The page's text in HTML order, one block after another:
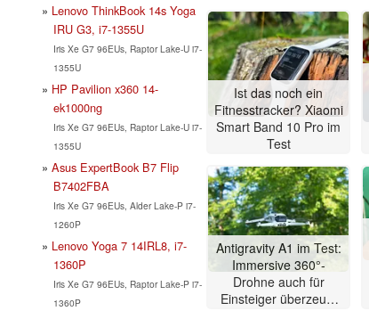
Lenovo ThinkBook 14s Yoga
IRU G3, i7-1355U
Iris Xe G7 96EUs, Raptor Lake-U i7-
1355U
HP Pavilion x360 14-
ek1000ng
Iris Xe G7 96EUs, Raptor Lake-U i7-
1355U
Asus ExpertBook B7 Flip
B7402FBA
Iris Xe G7 96EUs, Alder Lake-P i7-
1260P
Lenovo Yoga 7 14IRL8, i7-
1360P
Iris Xe G7 96EUs, Raptor Lake-P i7-
1360P
Ist das noch ein
Fitnesstracker? Xiaomi
Smart Band 10 Pro im
Test
Antigravity A1 im Test:
Immersive 360°-
Drohne auch für
Einsteiger überzeugt